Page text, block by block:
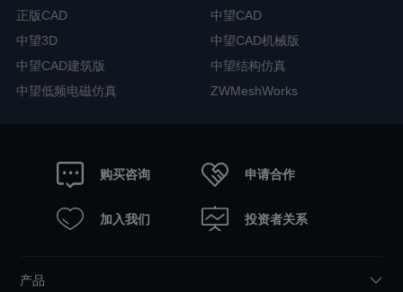
正版CAD
中望CAD
中望3D
中望CAD机械版
中望CAD建筑版
中望结构仿真
中望低频电磁仿真
ZWMeshWorks
购买咨询 申请合作
加入我们 投资者关系
产品